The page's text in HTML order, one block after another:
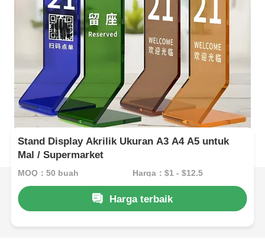
Stand Display Akrilik Ukuran A3 A4 A5 untuk
Mal / Supermarket
MOQ：50 buah Harga：$1 - $12.5
Harga terbaik